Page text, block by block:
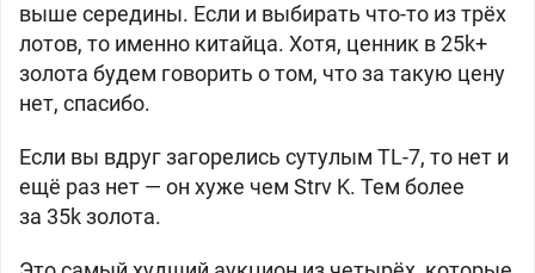
выше середины. Если и выбирать что-то из трёх
лотов, то именно китайца. Хотя, ценник в 25k+
золота будем говорить о том, что за такую цену
нет, спасибо.
Если вы вдруг загорелись сутулым TL-7, то нет и
ещё раз нет — он хуже чем Strv K. Тем более
за 35k золота.